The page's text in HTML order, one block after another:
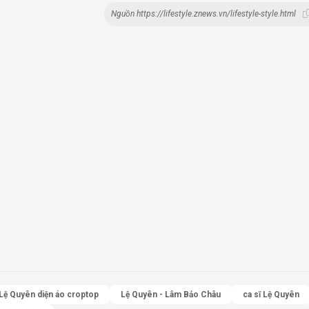
Nguồn https://lifestyle.znews.vn/lifestyle-style.html
Lệ Quyên diện áo croptop Lệ Quyên - Lâm Bảo Châu
ca sĩ Lệ Quyên